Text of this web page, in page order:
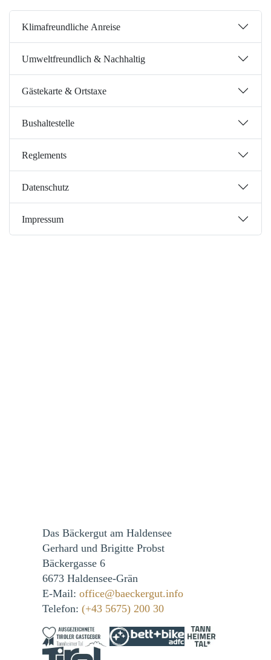
Klimafreundliche Anreise
Umweltfreundlich & Nachhaltig
Gästekarte & Ortstaxe
Bushaltestelle
Reglements
Datenschutz
Impressum
Das Bäckergut am Haldensee
Gerhard und Brigitte Probst
Bäckergasse 6
6673 Haldensee-Grän
E-Mail: office@baeckergut.info
Telefon: (+43 5675) 200 30